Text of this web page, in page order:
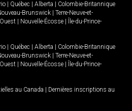
Québec Alberta
Colombie-Britannique
Brunswick
Terre-Neuve-et-
Nouvelle-Écosse
Île-du-Prince-
Québec Alberta
Colombie-Britannique
Brunswick
Terre-Neuve-et-
Nouvelle-Écosse
Île-du-Prince-
au Canada
Dernières inscriptions au